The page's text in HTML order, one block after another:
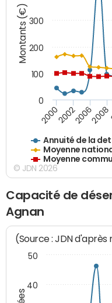
Montants (€)
Annuité de la
Moyenne
Moyenne
2000200220062008
0
100
200
300
© JDN 2026
Capacité de
Agnan
(Source : JDN
40
50